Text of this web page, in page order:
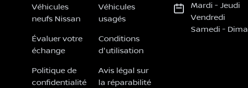
Véhicules
neufs Nissan
Véhicules
usagés
Évaluer votre
échange
Conditions
d'utilisation
Politique de
confidentialité
Avis légal sur
la réparabilité
Mardi -Jeudi
Vendredi
Samedi -